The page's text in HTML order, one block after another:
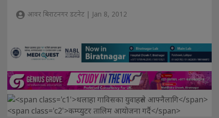
आवर बिराटनगर डटनेट | Jan 8, 2012